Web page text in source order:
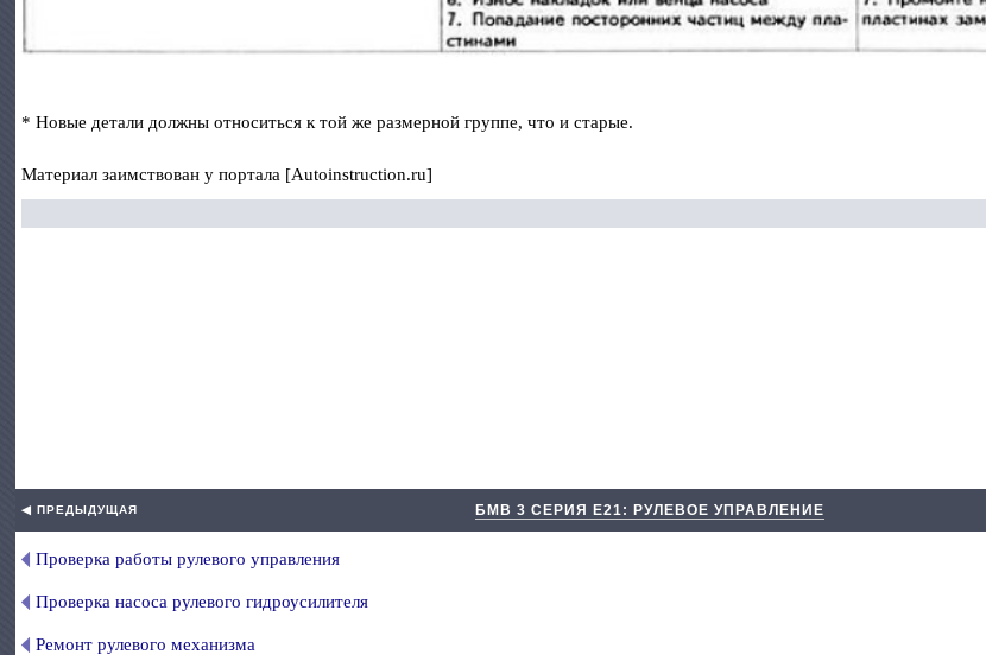
* Новые детали должны относиться к той же размерной группе, что и старые.
Материал заимствован у портала [Autoinstruction.ru]
◀ ПРЕДЫДУЩАЯ БМВ 3 СЕРИЯ Е21: РУЛЕВОЕ УПРАВЛЕНИЕ
Проверка работы рулевого управления
Проверка насоса рулевого гидроусилителя
Ремонт рулевого механизма